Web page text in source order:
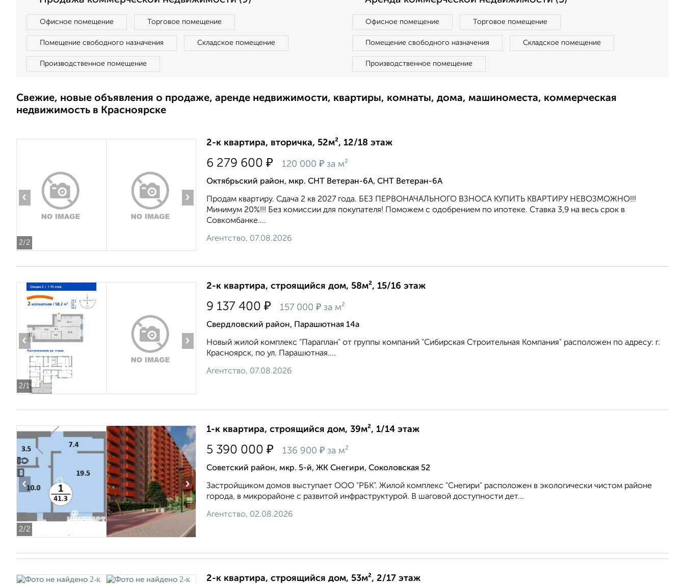
Офисное помещение Торговое помещение
Помещение свободного назначения Складское помещение
Производственное помещение
Офисное помещение Торговое помещение
Помещение свободного назначения Складское помещение
Производственное помещение
Свежие, новые объявления о продаже, аренде недвижимости, квартиры, комнаты, дома, машиноместа, коммерческая
недвижимость в Красноярске
2/2
‹ ›
2-к квартира, вторичка, 52м², 12/18 этаж
6 279 600 ₽ 120 000 ₽ за м²
Октябрьский район, мкр. СНТ Ветеран-6А, СНТ Ветеран-6А
Продам квартиру. Сдача 2 кв 2027 года. БЕЗ ПЕРВОНАЧАЛЬНОГО ВЗНОСА КУПИТЬ КВАРТИРУ НЕВОЗМОЖНО!!!
Минимум 20%!!! Без комиссии для покупателя! Поможем с одобрением по ипотеке. Ставка 3,9 нa весь срок в
Совкомбанке....
Агентство, 07.08.2026
2/1
‹ ›
2-к квартира, строящийся дом, 58м², 15/16 этаж
9 137 400 ₽ 157 000 ₽ за м²
Свердловский район, Парашютная 14а
Новый жилой комплекс "Параплан" от группы компаний "Сибирская Строительная Компания" расположен по адресу: г.
Красноярск, по ул. Парашютная....
Агентство, 07.08.2026
2/2
‹ ›
1-к квартира, строящийся дом, 39м², 1/14 этаж
5 390 000 ₽ 136 900 ₽ за м²
Советский район, мкр. 5-й, ЖК Снегири, Соколовская 52
Застройщиком домов выступает ООО "РБК". Жилой комплекс "Снегири" расположен в экологически чистом районе
города, в микрорайоне с развитой инфраструктурой. В шаговой доступности дет...
Агентство, 02.08.2026
2-к квартира, строящийся дом, 53м², 2/17 этаж